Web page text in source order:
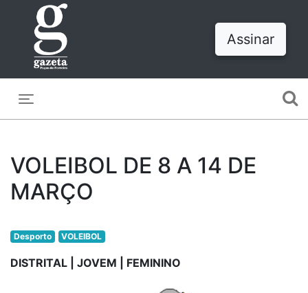
Assinar
VOLEIBOL DE 8 A 14 DE
MARÇO
Desporto VOLEIBOL
DISTRITAL | JOVEM | FEMININO